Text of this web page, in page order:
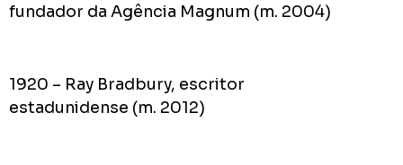
fundador da Agência Magnum (m. 2004)
1920 – Ray Bradbury, escritor
estadunidense (m. 2012)